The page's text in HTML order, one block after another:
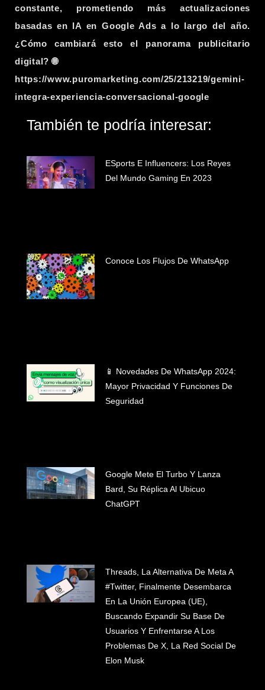
#INICIO
#WHAT WE DO
#CLIENTES
#BLOG
constante, prometiendo más actualizaciones
basadas en IA en Google Ads a lo largo del año.
¿Cómo cambiará esto el panorama publicitario
digital? 🌐
https://www.puromarketing.com/25/213219/gemini-
integra-experiencia-conversacional-google
También te podría interesar:
ESports E Influencers: Los Reyes
Del Mundo Gaming En 2023
Conoce Los Flujos De WhatsApp
📱 Novedades De WhatsApp 2024:
Mayor Privacidad Y Funciones De
Seguridad
Google Mete El Turbo Y Lanza
Bard, Su Réplica Al Ubicuo
ChatGPT
Threads, La Alternativa De Meta A
#Twitter, Finalmente Desembarca
En La Unión Europea (UE),
Buscando Expandir Su Base De
Usuarios Y Enfrentarse A Los
Problemas De X, La Red Social De
Elon Musk